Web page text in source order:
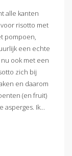
alle kanten
risotto met
pompoen,
een echte
ook met een
zich bij
en daarom
(en fruit)
Ik...